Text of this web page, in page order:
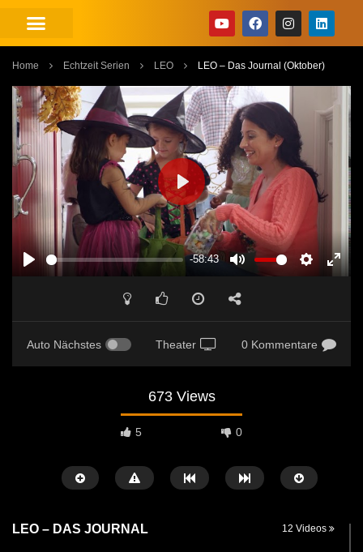
Home Echtzeit Serien LEO LEO – Das Journal (Oktober)
PLAY
-58:43
SETTINGS
PLAY
Auto Nächstes Theater 0 Kommentare
673 Views
5 0
LEO – DAS JOURNAL 12 Videos